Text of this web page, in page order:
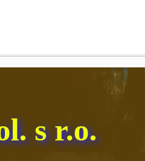
s r.o.